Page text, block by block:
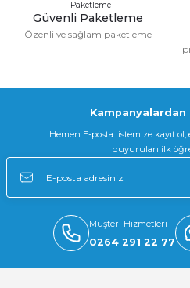
Güvenli Paketleme
Özenli ve sağlam paketleme
Kampanyalardan
Hemen E-posta listemize kayıt
duyuruları ilk
Müşteri Hizmetleri
0264 291 22 77